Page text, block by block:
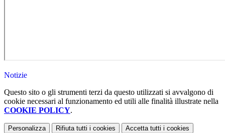
Notizie
Questo sito o gli strumenti terzi da questo utilizzati si avvalgono di
cookie necessari al funzionamento ed utili alle finalità illustrate nella
COOKIE POLICY.
Personalizza Rifiuta tutti i cookies Accetta tutti i cookies